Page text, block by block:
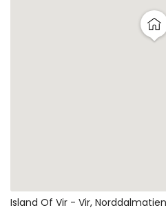
Island Of Vir - Vir,